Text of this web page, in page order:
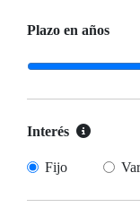
Plazo en años
Interés
Fijo